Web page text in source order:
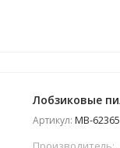
Лобзиковые
Артикул: MB-